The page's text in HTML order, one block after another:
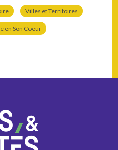
Villes et Territoires
en Son Coeur